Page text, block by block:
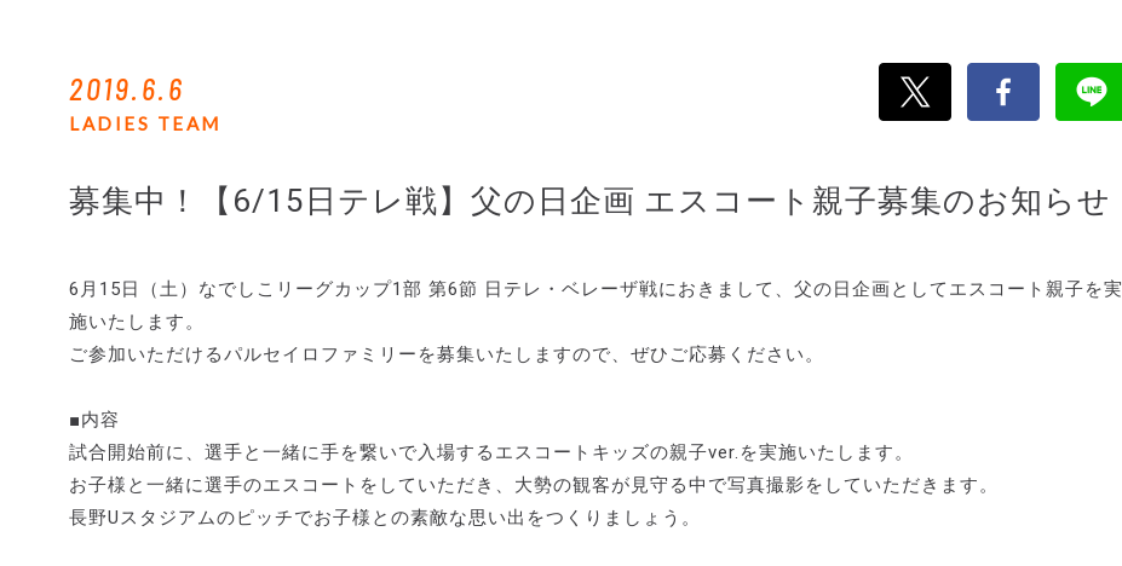
2019.6.6
LADIES TEAM
募集中！【6/15日テレ戦】父の日企画 エスコート親子募集のお知らせ
6月15日（土）なでしこリーグカップ1部 第6節 日テレ・ベレーザ戦におきまして、父の日企画としてエスコート親子を実
施いたします。
ご参加いただけるパルセイロファミリーを募集いたしますので、ぜひご応募ください。
■内容
試合開始前に、選手と一緒に手を繋いで入場するエスコートキッズの親子ver.を実施いたします。
お子様と一緒に選手のエスコートをしていただき、大勢の観客が見守る中で写真撮影をしていただきます。
長野Uスタジアムのピッチでお子様との素敵な思い出をつくりましょう。